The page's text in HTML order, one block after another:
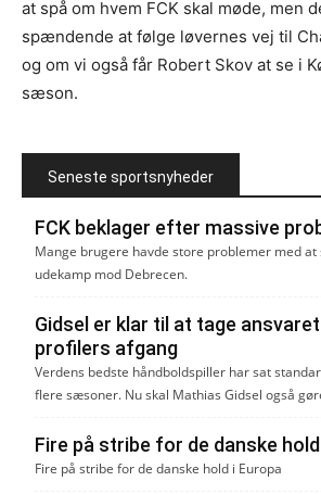
at spå om hvem FCK skal møde, men
spændende at følge løvernes vej til
og om vi også får Robert Skov at se i
sæson.
Seneste sportsnyheder
FCK beklager efter massive
Mange brugere havde store problemer med at
udekamp mod Debrecen.
Gidsel er klar til at tage
profilers afgang
Verdens bedste håndboldspiller har sat
flere sæsoner. Nu skal Mathias Gidsel også
Fire på stribe for de danske
Fire på stribe for de danske hold i Europa